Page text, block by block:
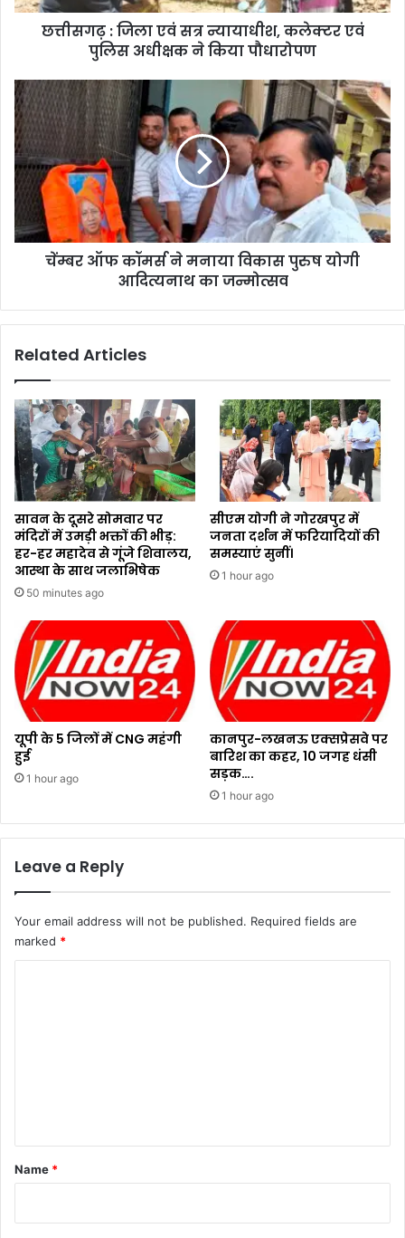
छत्तीसगढ़ : जिला एवं सत्र न्यायाधीश, कलेक्टर एवं
पुलिस अधीक्षक ने किया पौधारोपण
चेंम्बर ऑफ कॉमर्स ने मनाया विकास पुरुष योगी
आदित्यनाथ का जन्मोत्सव
Related Articles
सावन के दूसरे सोमवार पर
मंदिरों में उमड़ी भक्तों की भीड़:
हर-हर महादेव से गूंजे शिवालय,
आस्था के साथ जलाभिषेक
50 minutes ago
सीएम योगी ने गोरखपुर में
जनता दर्शन में फरियादियों की
समस्याएं सुनीं।
1 hour ago
यूपी के 5 जिलों में CNG महंगी
हुई
1 hour ago
कानपुर-लखनऊ एक्सप्रेसवे पर
बारिश का कहर, 10 जगह धंसी
सड़क….
1 hour ago
Leave a Reply
Your email address will not be published. Required fields are
marked *
*
Name *